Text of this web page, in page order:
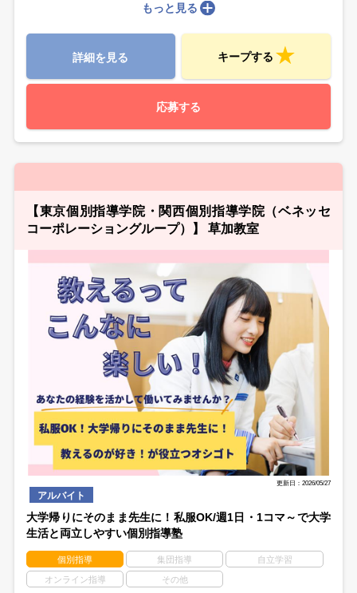
もっと見る
詳細を見る キープする
応募する
【東京個別指導学院・関西個別指導学院（ベネッセ
コーポレーショングループ）】 草加教室
更新日：2026/05/27
アルバイト
大学帰りにそのまま先生に！私服OK/週1日・1コマ～で大学
生活と両立しやすい個別指導塾
個別指導 集団指導 自立学習
オンライン指導 その他